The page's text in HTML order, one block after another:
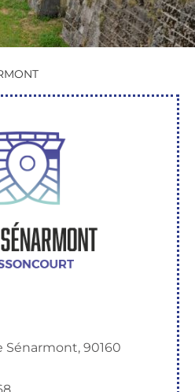
Sénarmont, 90160